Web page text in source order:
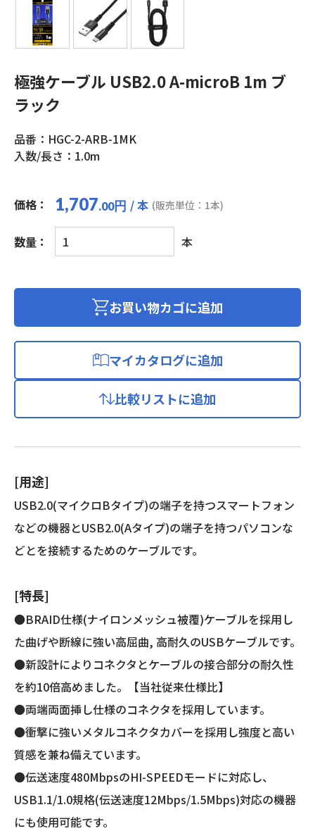
極強ケーブル USB2.0 A-microB 1m ブ
ラック
品番：HGC-2-ARB-1MK
入数/長さ：1.0m
価格： 1,707.00円 / 本 (販売単位：1本)
数量：
極
強
ー
1m
ラ
本
お買い物カゴに追加
マイカタログに追加
比較リストに追加
[用途]
USB2.0(マイクロBタイプ)の端子を持つスマートフォン
などの機器とUSB2.0(Aタイプ)の端子を持つパソコンな
どとを接続するためのケーブルです。
[特長]
●BRAID仕様(ナイロンメッシュ被覆)ケーブルを採用し
た曲げや断線に強い高屈曲, 高耐久のUSBケーブルです。
●新設計によりコネクタとケーブルの接合部分の耐久性
を約10倍高めました。【当社従来仕様比】
●両端両面挿し仕様のコネクタを採用しています。
●衝撃に強いメタルコネクタカバーを採用し強度と高い
質感を兼ね備えています。
●伝送速度480MbpsのHI-SPEEDモードに対応し、
USB1.1/1.0規格(伝送速度12Mbps/1.5Mbps)対応の機器
にも使用可能です。